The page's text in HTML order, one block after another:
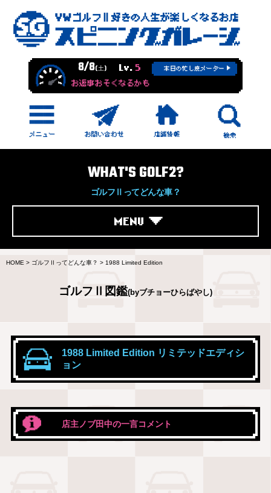
8/8(土) Lv. 5 本日の忙し度メーター
お返事おそくなるかも
WHAT'S GOLF2?
ゴルフⅡってどんな車？
MENU
HOME > ゴルフⅡってどんな車？ > 1988 Limited Edition
ゴルフⅡ図鑑(byブチョーひらばやし)
1988 Limited Edition リミテッドエディシ
ョン
店主ノブ田中の一言コメント